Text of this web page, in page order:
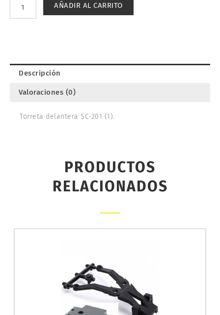
cantidad
AÑADIR AL CARRITO
Descripción
Valoraciones (0)
Torreta delantera SC-201 (1).
PRODUCTOS
RELACIONADOS